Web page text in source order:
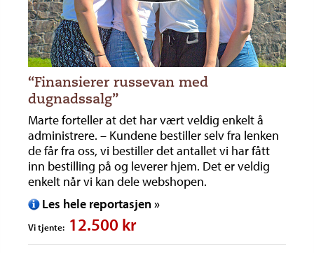
“Finansierer russevan med
dugnadssalg”
Marte forteller at det har vært veldig enkelt å
administrere. – Kundene bestiller selv fra lenken
de får fra oss, vi bestiller det antallet vi har fått
inn bestilling på og leverer hjem. Det er veldig
enkelt når vi kan dele webshopen.
Les hele reportasjen »
Vi tjente: 12.500 kr